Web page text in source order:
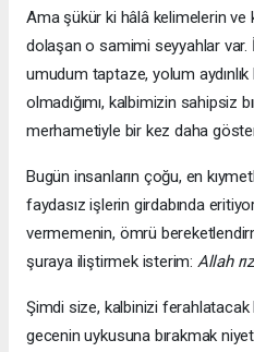
Ama şükür ki hâlâ kelimelerin ve
dolaşan o samimi seyyahlar var.
umudum taptaze, yolum aydınlık
olmadığımı, kalbimizin sahipsiz
merhametiyle bir kez daha
Bugün insanların çoğu, en
faydasız işlerin girdabında
vermemenin, ömrü
şuraya iliştirmek isterim: Allah
Şimdi size, kalbinizi ferahlatacak
gecenin uykusuna bırakmak